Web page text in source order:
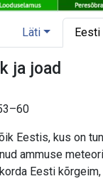
Läti Eesti
ja joad
Eestis, kus on
ammuse
Eesti